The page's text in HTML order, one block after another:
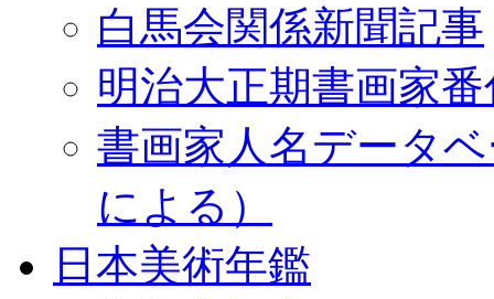
白馬会関係新聞記事
明治大正期書画家
書画家人名データ
による）
日本美術年鑑